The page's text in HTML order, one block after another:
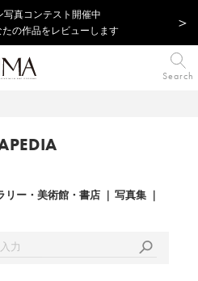
写真コンテスト開催中
の作品をレビューします
Search
リー・美術館・書店
写真集